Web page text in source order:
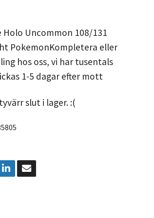
Holo Uncommon 108/131
PokemonKompletera eller
hos oss, vi har tusentals
1-5 dagar efter mott
slut i lager. :(